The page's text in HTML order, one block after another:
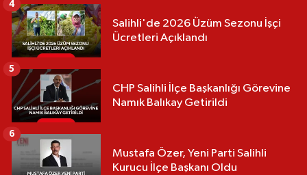
Salihli'de 2026 Üzüm Sezonu İşçi
Ücretleri Açıklandı
4
CHP Salihli İlçe Başkanlığı Görevine
Namık Balıkay Getirildi
5
Mustafa Özer, Yeni Parti Salihli
Kurucu İlçe Başkanı Oldu
6